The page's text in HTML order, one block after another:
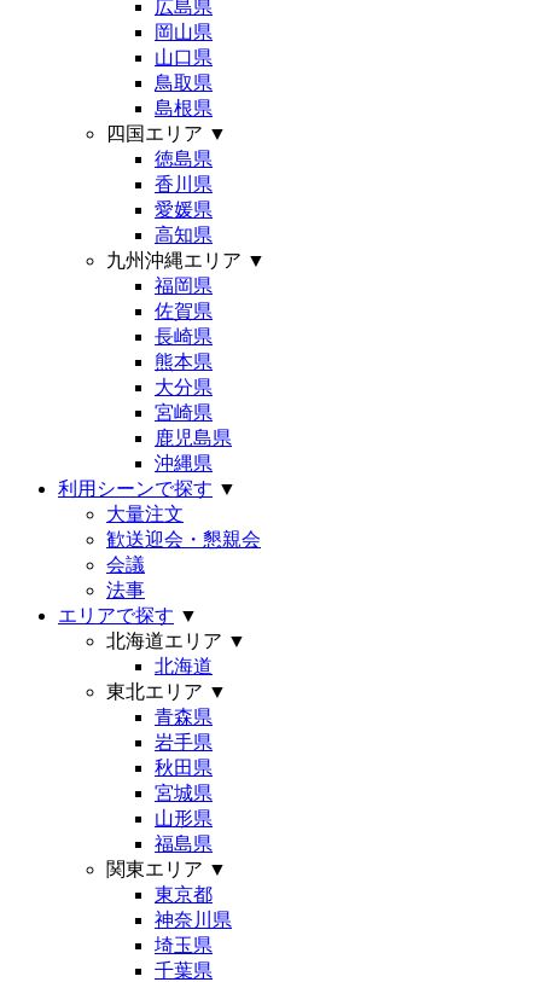
広島県
岡山県
山口県
鳥取県
島根県
四国エリア ▼
徳島県
香川県
愛媛県
高知県
九州沖縄エリア ▼
福岡県
佐賀県
長崎県
熊本県
大分県
宮崎県
鹿児島県
沖縄県
利用シーンで探す ▼
大量注文
歓送迎会・懇親会
会議
法事
エリアで探す ▼
北海道エリア ▼
北海道
東北エリア ▼
青森県
岩手県
秋田県
宮城県
山形県
福島県
関東エリア ▼
東京都
神奈川県
埼玉県
千葉県